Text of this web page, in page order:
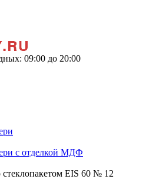
09:00 до 20:00
с отделкой МДФ
EIS 60 № 12